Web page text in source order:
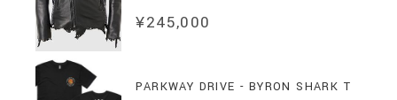
¥245,000
PARKWAY DRIVE - BYRON SHARK T